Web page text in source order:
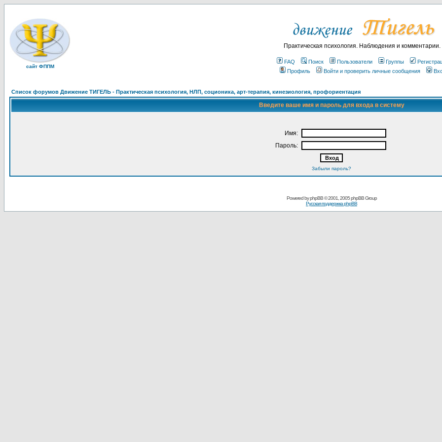
сайт ФППМ
Практическая психология. Наблюдения и комментарии.
FAQ Поиск Пользователи Группы
Профиль
Войти и проверить личные сообщения
Список форумов Движение ТИГЕЛЬ - Практическая психология, НЛП, соционика, арт-терапия, кинезиология, профориентация
Введите ваше имя и пароль для входа в систему
Имя:
Пароль:
Забыли пароль?
Powered byphpBB© 2001, 2005 phpBB Group
Русская поддержка phpBB